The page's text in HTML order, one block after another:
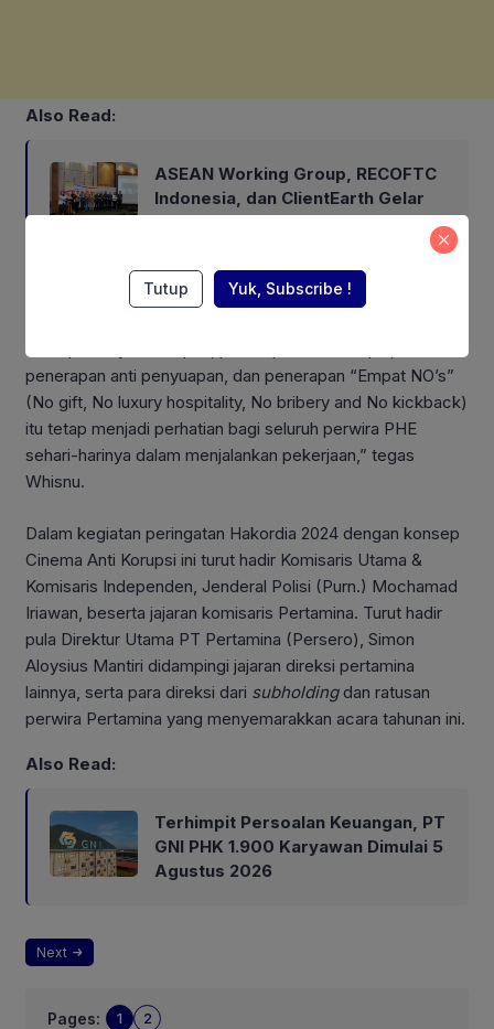
Also Read:
ASEAN Working Group, RECOFTC
Indonesia, dan ClientEarth Gelar
Perhutanan Sosial
“Harapan saya ke depan, penerapan anti korupsi,
penerapan anti penyuapan, dan penerapan “Empat NO’s”
(No gift, No luxury hospitality, No bribery and No kickback)
itu tetap menjadi perhatian bagi seluruh perwira PHE
sehari-harinya dalam menjalankan pekerjaan,” tegas
Whisnu.
Dalam kegiatan peringatan Hakordia 2024 dengan konsep
Cinema Anti Korupsi ini turut hadir Komisaris Utama &
Komisaris Independen, Jenderal Polisi (Purn.) Mochamad
Iriawan, beserta jajaran komisaris Pertamina. Turut hadir
pula Direktur Utama PT Pertamina (Persero), Simon
Aloysius Mantiri didampingi jajaran direksi pertamina
lainnya, serta para direksi dari subholdingdan ratusan
perwira Pertamina yang menyemarakkan acara tahunan ini.
Also Read:
Terhimpit Persoalan Keuangan, PT
GNI PHK 1.900 Karyawan Dimulai 5
Agustus 2026
Next
Pages: 1 2
Tutup Yuk, Subscribe !